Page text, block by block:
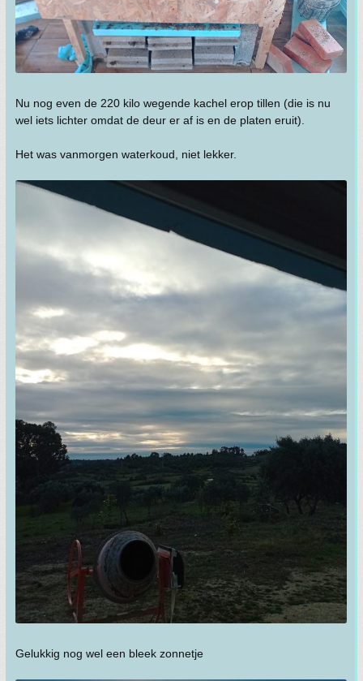
Nu nog even de 220 kilo wegende kachel erop tillen (die is nu
wel iets lichter omdat de deur er af is en de platen eruit).
Het was vanmorgen waterkoud, niet lekker.
Gelukkig nog wel een bleek zonnetje